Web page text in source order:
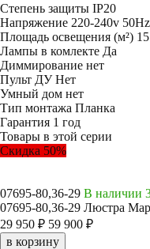
Степень защиты IP20
Напряжение 220-240v 50Hz
Площадь освещения (м²) 15
Лампы в комлекте Да
Диммирование нет
Пульт ДУНет
Умный дом нет
Тип монтажа Планка
Гарантия 1 год
Товары в этой серии
Скидка 50%
07695-80,36-29 В наличии
07695-80,36-29 Люстра
29 950 ₽ 59 900 ₽
в корзину